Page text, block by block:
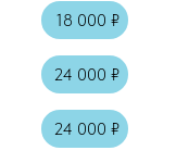
24 000 ₽
18 000 ₽
24 000 ₽